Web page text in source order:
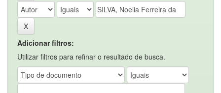
Adicionar filtros:
Utilizar filtros para refinar o resultado de busca.